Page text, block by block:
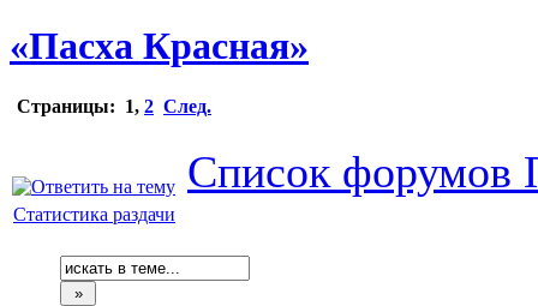
«Пасха Красная»
Страницы: 1, 2 След.
Список форумов
Статистика раздачи